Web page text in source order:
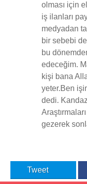
olması için
iş ilanları
medyadan
bir sebebi
bu
edeceğim.
kişi bana
yeter.Ben
dedi.
gezerek
Tweet